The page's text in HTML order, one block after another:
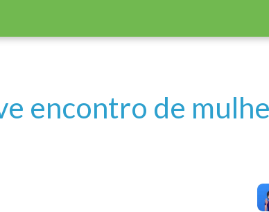
encontro de